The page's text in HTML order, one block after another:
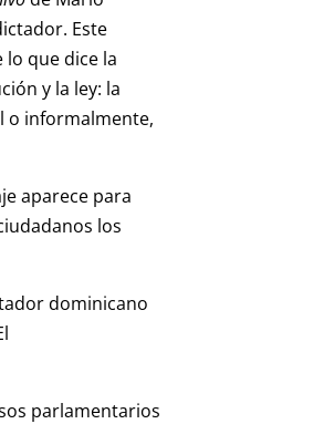
Este
que dice la
y la ley: la
o informalmente,
aparece para
los
dominicano
parlamentarios